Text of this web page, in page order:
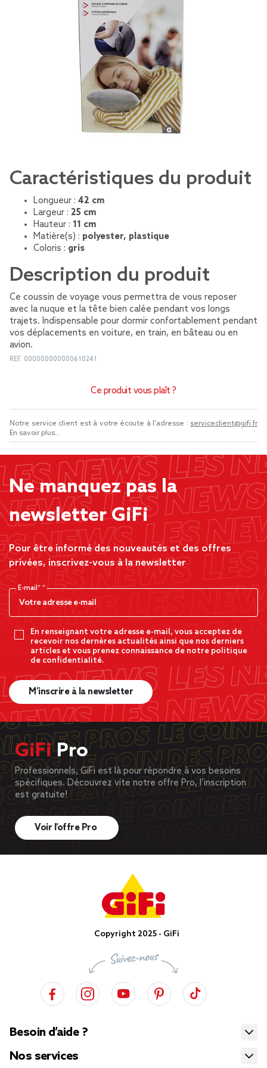
Caractéristiques du produit
Longueur : 42 cm
Largeur : 25 cm
Hauteur : 11 cm
Matière(s) : polyester, plastique
Coloris : gris
Description du produit
Ce coussin de voyage vous permettra de vous reposer
avec la nuque et la tête bien calée pendant vos longs
trajets. Indispensable pour dormir confortablement pendant
vos déplacements en voiture, en train, en bâteau ou en
avion.
REF. 000000000000610241
Ce produit vous plaît ?
Notre service client est à votre écoute à l'adresse : serviceclient@gifi.fr
En savoir plus...
Ne manquez pas la
newsletter GiFi
Pour être informé des nouveautés et des offres
privées, inscrivez-vous à la newsletter
E-mail*
En renseignant votre adresse e-mail, vous acceptez de
recevoir nos dernères actualités ainsi que nos derniers
articles et vous prenez connaissance de notre politique
de confidentialité.
M’inscrire à la newsletter
GiFiPro
Professionnels, GiFi est là pour répondre à vos besoins
spécifiques. Découvrez vite notre offre Pro, l’inscription
est gratuite!
Voir l’offre Pro
Copyright 2025 - GiFi
Besoin d’aide ?
Nos services